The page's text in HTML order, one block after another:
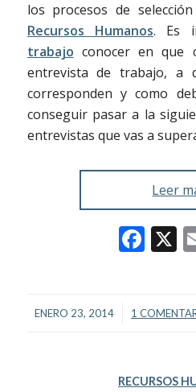
los procesos de
Recursos Humanos. Es
trabajo conocer en que
entrevista de trabajo, a
corresponden y como
conseguir pasar a la
entrevistas que vas a
Leer
X
ENERO 23, 2014
/ 1 /
RECURSOS